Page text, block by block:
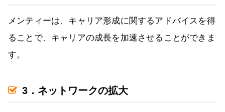
メンティーは、キャリア形成に関するアドバイスを得
ることで、キャリアの成長を加速させることができま
す。
3．ネットワークの拡大